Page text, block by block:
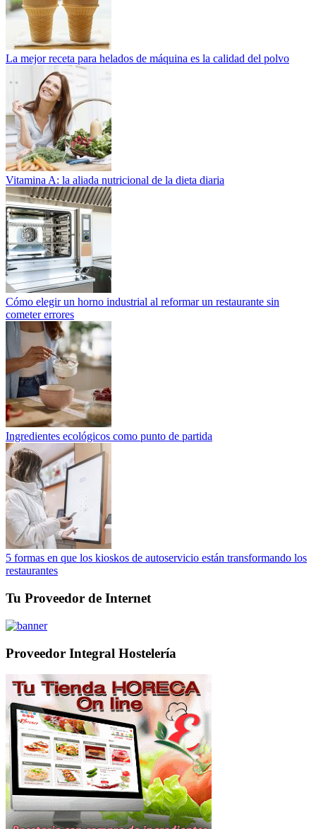
La mejor receta para helados de máquina es la calidad del polvo
Vitamina A: la aliada nutricional de la dieta diaria
Cómo elegir un horno industrial al reformar un restaurante sin
cometer errores
Ingredientes ecológicos como punto de partida
5 formas en que los kioskos de autoservicio están transformando los
restaurantes
Tu Proveedor de Internet
Proveedor Integral Hostelería